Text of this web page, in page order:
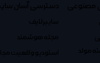
مصنوعی
مولد
دسترسی آسان
سایبرلایف
مجله هوشمند
استودیو واقعیت